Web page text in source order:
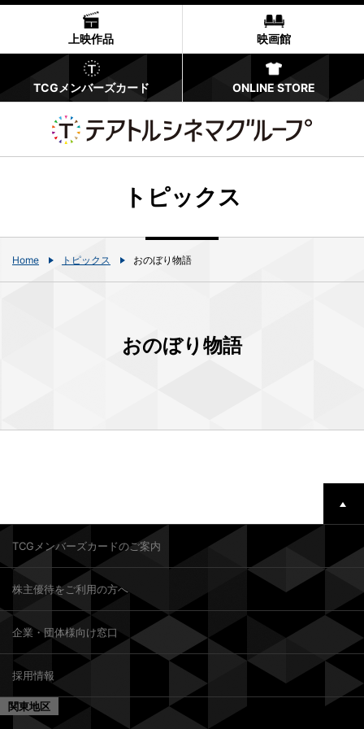
上映作品 映画館
TCGメンバーズカード ONLINE STORE
トピックス
Home トピックス おのぼり物語
おのぼり物語
TCGメンバーズカードのご案内
株主優待をご利用の方へ
企業・団体様向け窓口
採用情報
関東地区